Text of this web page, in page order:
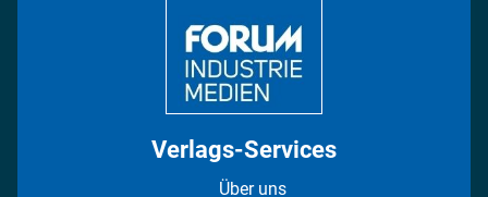
Verlags-Services
Über uns